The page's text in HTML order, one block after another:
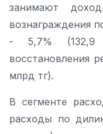
занимают
вознаграждения
- 5,7%
восстановления
млрд тг).
В сегменте
расходы по